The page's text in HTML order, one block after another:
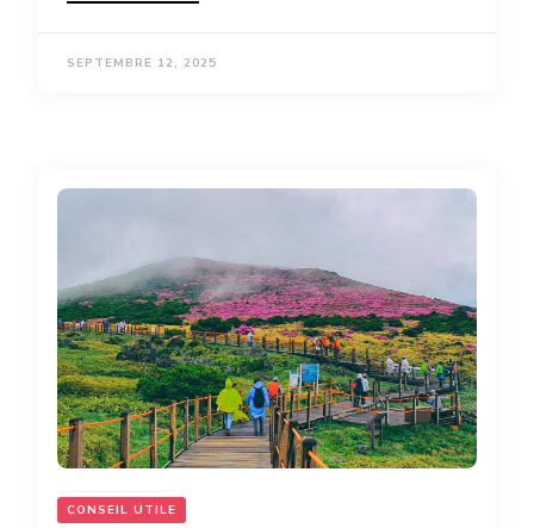
SEPTEMBRE 12, 2025
CONSEIL UTILE